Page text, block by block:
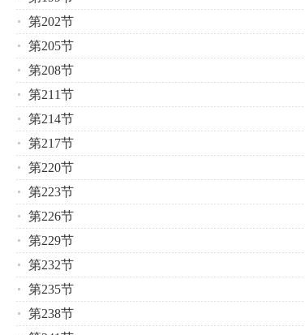
第202节
第205节
第208节
第211节
第214节
第217节
第220节
第223节
第226节
第229节
第232节
第235节
第238节